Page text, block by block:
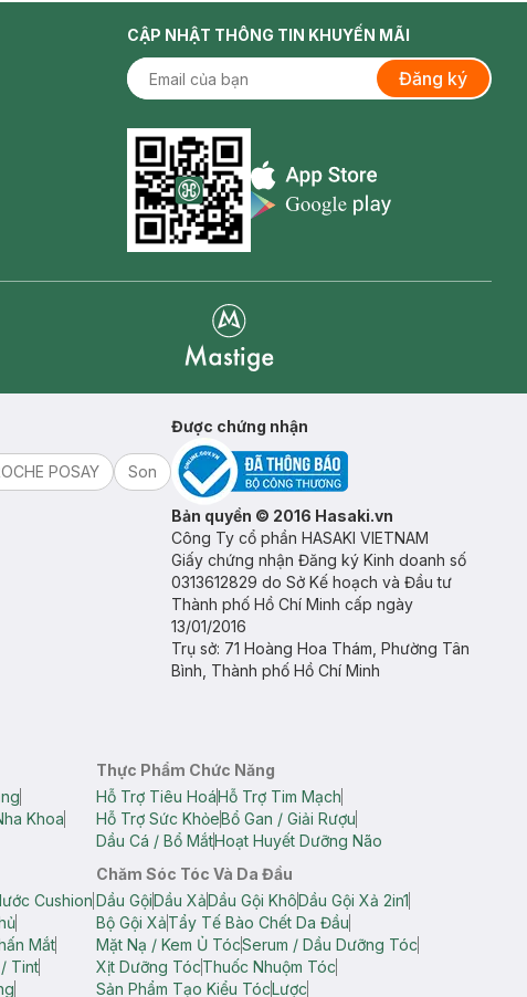
CẬP NHẬT THÔNG TIN KHUYẾN MÃI
Đăng ký
Appstore icon
POSAY
Son
Được chứng nhận
Bản quyền © 2016 Hasaki.vn
Công Ty cổ phần HASAKI VIETNAM
Giấy chứng nhận Đăng ký Kinh doanh số
0313612829 do Sở Kế hoạch và Đầu tư
Thành phố Hồ Chí Minh cấp ngày
13/01/2016
Trụ sở: 71 Hoàng Hoa Thám, Phường Tân
Bình, Thành phố Hồ Chí Minh
Khoa
Thực Phẩm Chức Năng
Hỗ Trợ Tiêu HoáHỗ Trợ Tim Mạch
Hỗ Trợ Sức KhỏeBổ Gan / Giải Rượu
Dầu Cá / Bổ MắtHoạt Huyết Dưỡng Não
Cushion
Mắt
Tint
Chăm Sóc Tóc Và Da Đầu
Dầu GộiDầu XảDầu Gội KhôDầu Gội Xả 2in1
Bộ Gội XảTẩy Tế Bào Chết Da Đầu
Mặt Nạ / Kem Ủ TócSerum / Dầu Dưỡng Tóc
Xịt Dưỡng TócThuốc Nhuộm Tóc
Sản Phẩm Tạo Kiểu TócLược